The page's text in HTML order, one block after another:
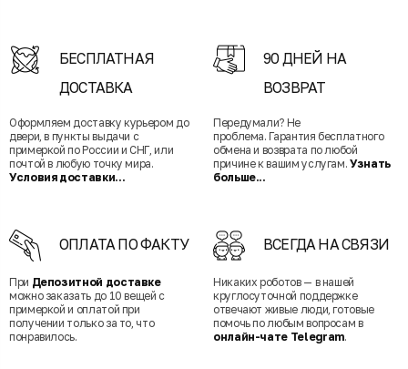
БЕСПЛАТНАЯ
ДОСТАВКА
Оформляем доставку курьером до
двери, в пункты выдачи с
примеркой по России и СНГ, или
почтой в любую точку мира.
Условия доставки...
90 ДНЕЙ НА
ВОЗВРАТ
Передумали? Не
проблема. Гарантия бесплатного
обмена и возврата по любой
причине к вашим услугам. Узнать
больше...
ОПЛАТА ПО ФАКТУ
При Депозитной доставке
можно заказать до 10 вещей с
примеркой и оплатой при
получении только за то, что
понравилось.
ВСЕГДА НА СВЯЗИ
Никаких роботов — в нашей
круглосуточной поддержке
отвечают живые люди, готовые
помочь по любым вопросам в
онлайн-чате Telegram.